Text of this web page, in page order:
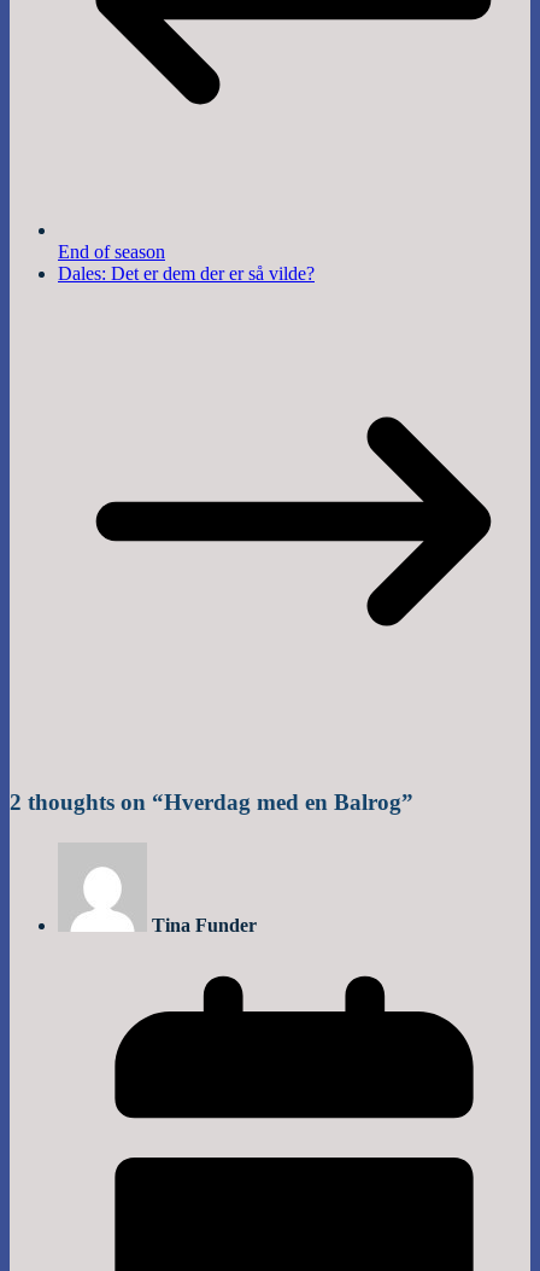
End of season
Dales: Det er dem der er så vilde?
2 thoughts on “Hverdag med en Balrog”
Tina Funder